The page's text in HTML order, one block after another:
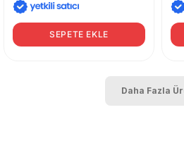
SEPETE EKLE
Daha Fazla